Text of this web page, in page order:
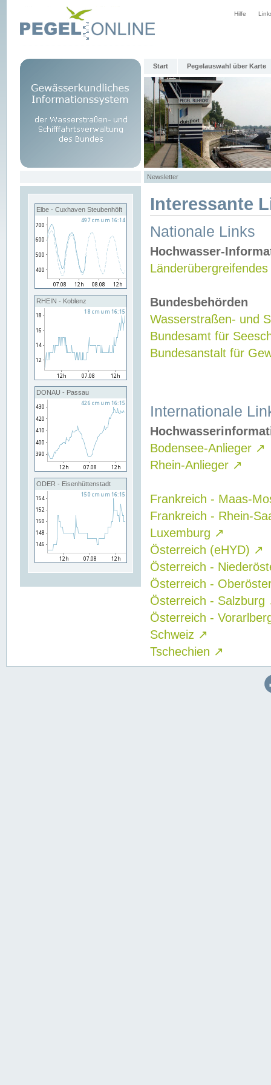
Hilfe
Start Pegelauswahl über Karte
Newsletter
Elbe - Cuxhaven Steubenhöft
RHEIN - Koblenz
DONAU - Passau
ODER - Eisenhüttenstadt
Interessante
Nationale Links
Hochwasser-
Bundesbehörden
Wasserstraßen- und
Bundesamt für
Bundesanstalt für
Internationale
Bodensee-Anlieger ↗
Rhein-Anlieger ↗
Frankreich - Maas-
Frankreich - Rhein-
Luxemburg ↗
Österreich (eHYD) ↗
Österreich -
Österreich -
Österreich - Salzburg
Österreich -
Schweiz ↗
Tschechien ↗